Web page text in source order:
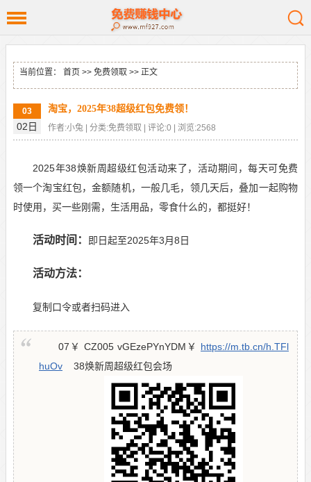
当前位置： 首页 >> 免费领取 >> 正文
03
02日
淘宝，2025年38超级红包免费领！
作者:小兔 | 分类:免费领取 | 评论:0 | 浏览:2568
2025年38焕新周超级红包活动来了，活动期间，每天可免费
领一个淘宝红包，金额随机， 一般几毛，领几天后，叠加一起购物
时使用，买一些刚需，生活用品，零食什么的，都挺好！
活动时间： 即日起至2025年3月8日
活动方法：
复制口令或者扫码进入
07￥ CZ005 vGEzePYnYDM￥ https://m.tb.cn/h.TFl
huOv 38焕新周超级红包会场